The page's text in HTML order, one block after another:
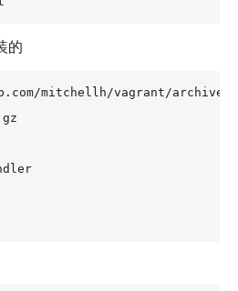
的
mitchellh/vagrant/archive/